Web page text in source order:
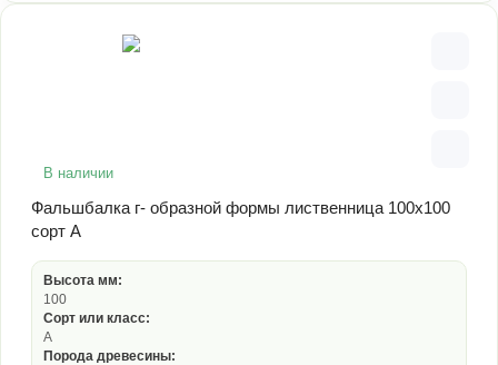
В наличии
Фальшбалка г- образной формы лиственница 100х100
сорт А
Высота мм:
100
Сорт или класс:
А
Порода древесины: